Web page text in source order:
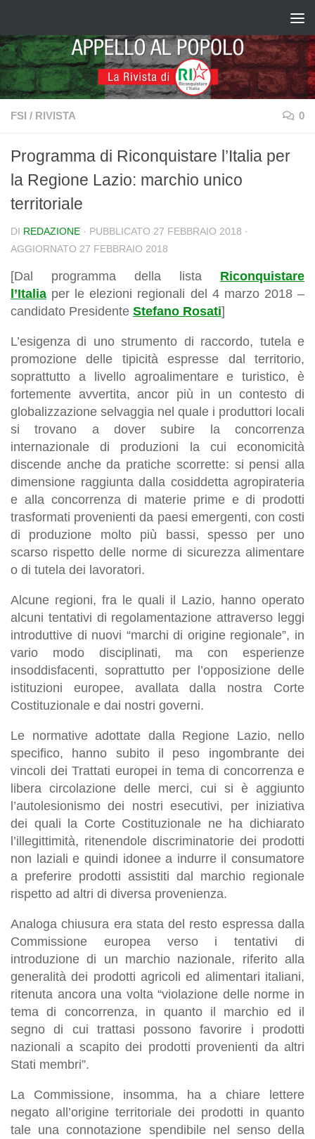
FSI / RIVISTA 0
Programma di Riconquistare l’Italia per
la Regione Lazio: marchio unico
territoriale
DI REDAZIONE · PUBBLICATO 27 FEBBRAIO 2018 ·
AGGIORNATO 27 FEBBRAIO 2018
[Dal programma della lista Riconquistare
l’Italia per le elezioni regionali del 4 marzo 2018 –
candidato Presidente Stefano Rosati]
L’esigenza di uno strumento di raccordo, tutela e
promozione delle tipicità espresse dal territorio,
soprattutto a livello agroalimentare e turistico, è
fortemente avvertita, ancor più in un contesto di
globalizzazione selvaggia nel quale i produttori locali
si trovano a dover subire la concorrenza
internazionale di produzioni la cui economicità
discende anche da pratiche scorrette: si pensi alla
dimensione raggiunta dalla cosiddetta agropirateria
e alla concorrenza di materie prime e di prodotti
trasformati provenienti da paesi emergenti, con costi
di produzione molto più bassi, spesso per uno
scarso rispetto delle norme di sicurezza alimentare
o di tutela dei lavoratori.
Alcune regioni, fra le quali il Lazio, hanno operato
alcuni tentativi di regolamentazione attraverso leggi
introduttive di nuovi “marchi di origine regionale”, in
vario modo disciplinati, ma con esperienze
insoddisfacenti, soprattutto per l’opposizione delle
istituzioni europee, avallata dalla nostra Corte
Costituzionale e dai nostri governi.
Le normative adottate dalla Regione Lazio, nello
specifico, hanno subito il peso ingombrante dei
vincoli dei Trattati europei in tema di concorrenza e
libera circolazione delle merci, cui si è aggiunto
l’autolesionismo dei nostri esecutivi, per iniziativa
dei quali la Corte Costituzionale ne ha dichiarato
l’illegittimità, ritenendole discriminatorie dei prodotti
non laziali e quindi idonee a indurre il consumatore
a preferire prodotti assistiti dal marchio regionale
rispetto ad altri di diversa provenienza.
Analoga chiusura era stata del resto espressa dalla
Commissione europea verso i tentativi di
introduzione di un marchio nazionale, riferito alla
generalità dei prodotti agricoli ed alimentari italiani,
ritenuta ancora una volta “violazione delle norme in
tema di concorrenza, in quanto il marchio ed il
segno di cui trattasi possono favorire i prodotti
nazionali a scapito dei prodotti provenienti da altri
Stati membri”.
La Commissione, insomma, ha a chiare lettere
negato all’origine territoriale dei prodotti in quanto
tale una connotazione spendibile nel senso della